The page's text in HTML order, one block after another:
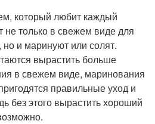
который любит каждый
не только в свежем виде для
но и маринуют или солят.
вырастить больше
в свежем виде, маринования
правильные уход и
без этого вырастить хороший